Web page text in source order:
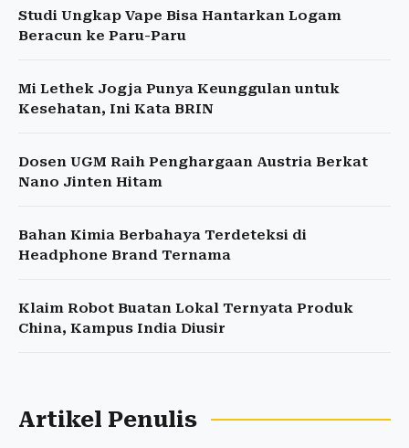
Studi Ungkap Vape Bisa Hantarkan Logam
Beracun ke Paru-Paru
Mi Lethek Jogja Punya Keunggulan untuk
Kesehatan, Ini Kata BRIN
Dosen UGM Raih Penghargaan Austria Berkat
Nano Jinten Hitam
Bahan Kimia Berbahaya Terdeteksi di
Headphone Brand Ternama
Klaim Robot Buatan Lokal Ternyata Produk
China, Kampus India Diusir
Artikel Penulis